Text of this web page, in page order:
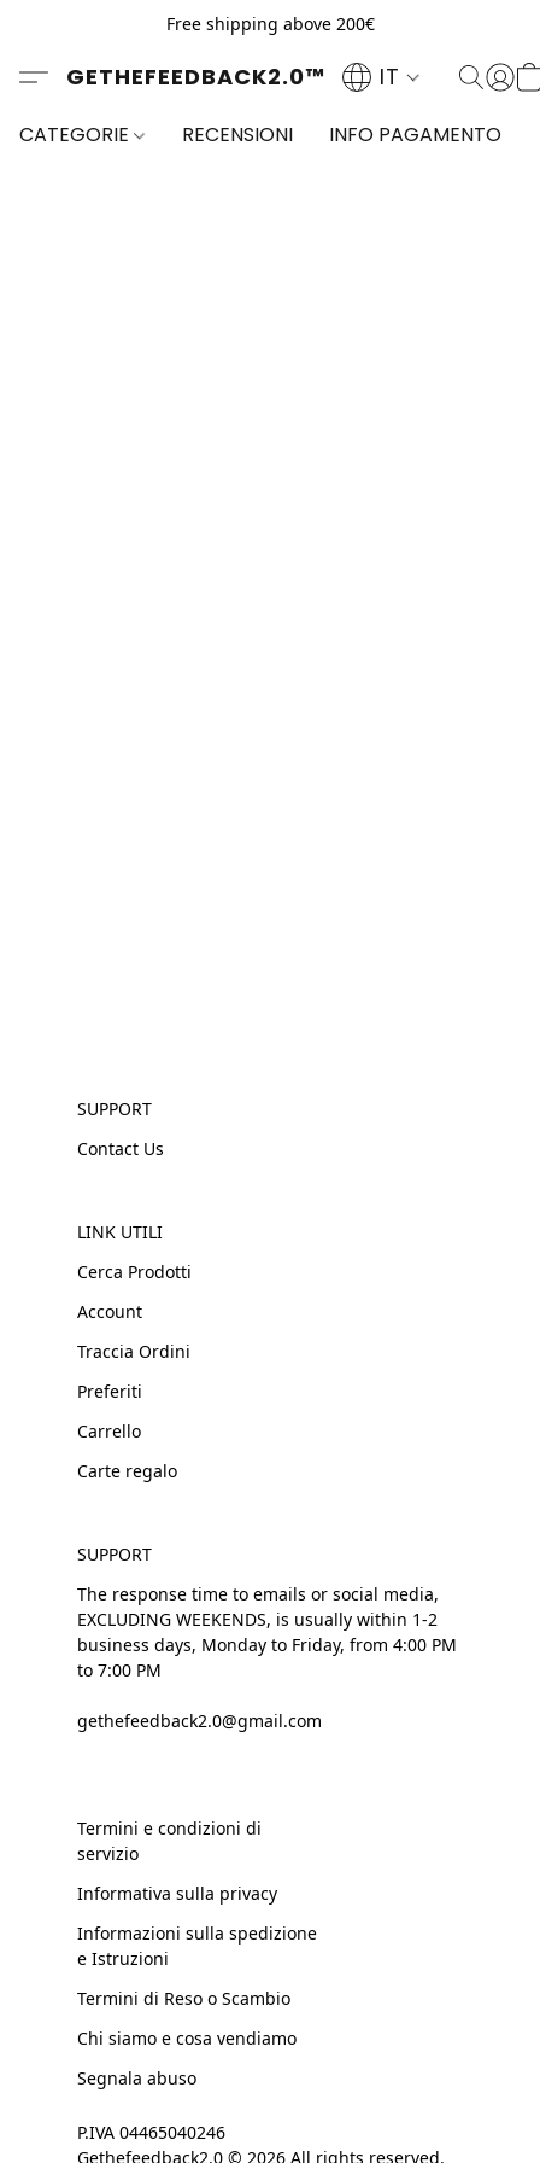
Free shipping above 200€
GETHEFEEDBACK2.0™ IT
CATEGORIE RECENSIONI INFO PAGAMENTO
SUPPORT
Contact Us
LINK UTILI
Cerca Prodotti
Account
Traccia Ordini
Preferiti
Carrello
Carte regalo
SUPPORT
The response time to emails or social media,
EXCLUDING WEEKENDS, is usually within 1-2
business days, Monday to Friday, from 4:00 PM
to 7:00 PM
gethefeedback2.0@gmail.com
Termini e condizioni di
servizio
Informativa sulla privacy
Informazioni sulla spedizione
e Istruzioni
Termini di Reso o Scambio
Chi siamo e cosa vendiamo
Segnala abuso
P.IVA 04465040246
Gethefeedback2.0 © 2026 All rights reserved.